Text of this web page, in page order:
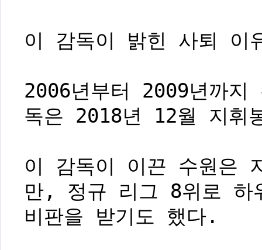
이 감독이 밝힌 사퇴 이
2006년부터 2009년까
독은 2018년 12월 지휘
이 감독이 이끈 수원은
만, 정규 리그 8위로 하
비판을 받기도 했다.